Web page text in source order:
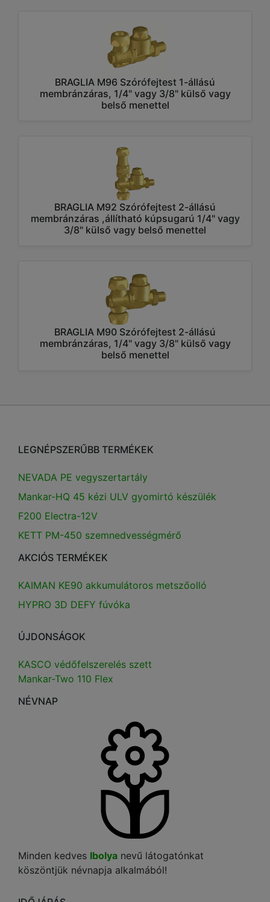
BRAGLIA M96 Szórófejtest 1-állású
membránzáras, 1/4" vagy 3/8" külső vagy
belső menettel
BRAGLIA M92 Szórófejtest 2-állású
membránzáras ,állítható kúpsugarú 1/4" vagy
3/8" külső vagy belső menettel
BRAGLIA M90 Szórófejtest 2-állású
membránzáras, 1/4" vagy 3/8" külső vagy
belső menettel
LEGNÉPSZERŰBB TERMÉKEK
NEVADA PE vegyszertartály
Mankar-HQ 45 kézi ULV gyomirtó készülék
F200 Electra-12V
KETT PM-450 szemnedvességmérő
AKCIÓS TERMÉKEK
KAIMAN KE90 akkumulátoros metszőolló
HYPRO 3D DEFY fúvóka
ÚJDONSÁGOK
KASCO védőfelszerelés szett
Mankar-Two 110 Flex
NÉVNAP
Minden kedves Ibolya nevű látogatónkat
köszöntjük névnapja alkalmából!